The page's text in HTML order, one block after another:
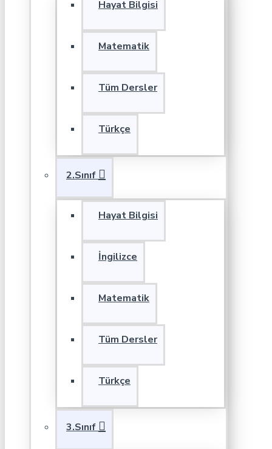
Hayat Bilgisi
Matematik
Tüm Dersler
Türkçe
2.Sınıf
Hayat Bilgisi
İngilizce
Matematik
Tüm Dersler
Türkçe
3.Sınıf